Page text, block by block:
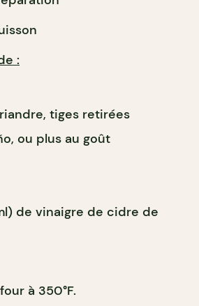
:
tiges retirées
ou plus au goût
de vinaigre de cidre de
à 350°F.